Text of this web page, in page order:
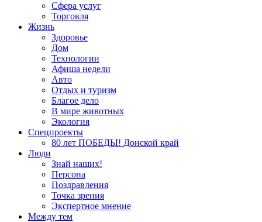
Сфера услуг
Торговля
Жизнь
Здоровье
Дом
Технологии
Афиша недели
Авто
Отдых и туризм
Благое дело
В мире животных
Экология
Спецпроекты
80 лет ПОБЕДЫ! Донской край
Люди
Знай наших!
Персона
Поздравления
Точка зрения
Экспертное мнение
Между тем